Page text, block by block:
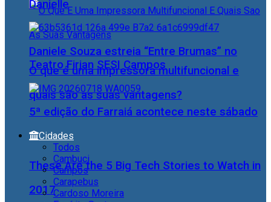
O que é uma impressora multifuncional e
quais são as suas vantagens?
These Are the 5 Big Tech Stories to Watch in
2017
Danielle
Daniele Souza estreia “Entre Brumas” no
Teatro Firjan SESI Campos
5ª edição do Farraiá acontece neste sábado
Cidades
Todos
Cambuci
Campos
Carapebus
Cardoso Moreira